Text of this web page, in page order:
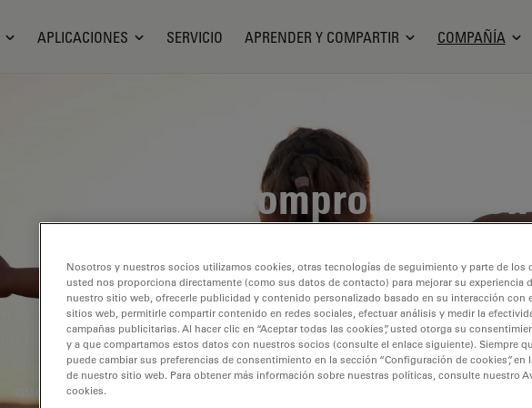
APLICACIONES SERVICIO APRENDER Y COMPARTIR COMPAÑÍA
Nuestro compromiso
sostenibilidad
En Leica Microsystems creemos en el poder de la ciencia y la
un futuro más sostenible. Nuestra estrategia de sostenibilidad se
fundamentales:Innovar para un mundo mejor, cuidar de nuestra
nuestro planeta.
Nosotros y nuestros socios utilizamos cookies, otras tecnologías de seguimiento y parte de los
usted nos proporciona directamente (como sus datos de contacto) para mejorar su experiencia
nuestro sitio web, ofrecerle publicidad y contenido personalizado basado en su interacción con
sitios web, permitirle compartir contenido en redes sociales, efectuar análisis y medir la
campañas publicitarias. Al hacer clic en “Aceptar todas las cookies”, usted otorga su
y a que compartamos estos datos con nuestros socios (consulte el enlace siguiente). Siempre
puede cambiar sus preferencias de consentimiento en la sección “Configuración de cookies”, en
de nuestro sitio web. Para obtener más información sobre nuestras políticas, consulte nuestro
cookies.